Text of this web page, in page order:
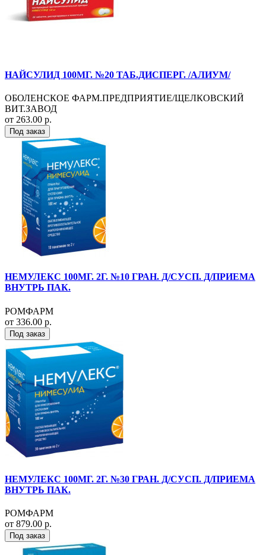
НАЙСУЛИД 100МГ. №20 ТАБ.ДИСПЕРГ. /АЛИУМ/
ОБОЛЕНСКОЕ ФАРМ.ПРЕДПРИЯТИЕ/ЩЕЛКОВСКИЙ
ВИТ.ЗАВОД
от 263.00 р.
Под заказ
НЕМУЛЕКС 100МГ. 2Г. №10 ГРАН. Д/СУСП. Д/ПРИЕМА
ВНУТРЬ ПАК.
РОМФАРМ
от 336.00 р.
Под заказ
НЕМУЛЕКС 100МГ. 2Г. №30 ГРАН. Д/СУСП. Д/ПРИЕМА
ВНУТРЬ ПАК.
РОМФАРМ
от 879.00 р.
Под заказ